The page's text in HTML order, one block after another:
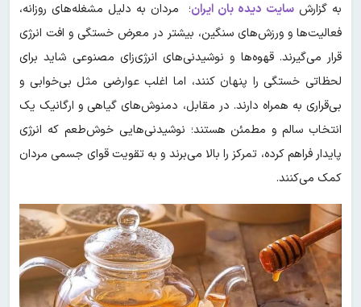
به گزارش سایت دیده بان ایران؛ مردان به دلیل مشغله‌های روزانه،
فعالیت‌ها و ورزش‌های سنگین، بیشتر در معرض خستگی و افت انرژی
قرار می‌گیرند. قهوه‌ها و نوشیدنی‌های انرژی‌زای مصنوعی شاید برای
لحظاتی خستگی را پنهان کنند، اما اغلب عوارضی مثل بی‌خوابی و
بی‌قراری به همراه دارند. در مقابل، دمنوش‌های گیاهی و ارگانیک یک
انتخاب سالم و مطمئن هستند؛ نوشیدنی‌هایی خوش‌طعم که انرژی
پایدار فراهم کرده، تمرکز را بالا می‌برند و به تقویت قوای جسمی مردان
کمک می‌کنند.